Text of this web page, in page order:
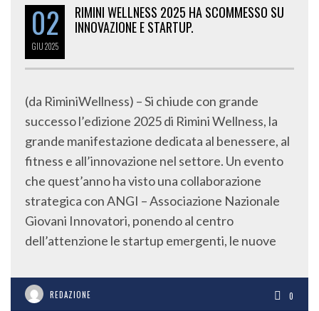
02
GIU2025
RIMINI WELLNESS 2025 HA SCOMMESSO SU
INNOVAZIONE E STARTUP.
(da RiminiWellness) – Si chiude con grande
successo l’edizione 2025 di Rimini Wellness, la
grande manifestazione dedicata al benessere, al
fitness e all’innovazione nel settore. Un evento
che quest’anno ha visto una collaborazione
strategica con ANGI – Associazione Nazionale
Giovani Innovatori, ponendo al centro
dell’attenzione le startup emergenti, le nuove
REDAZIONE 0